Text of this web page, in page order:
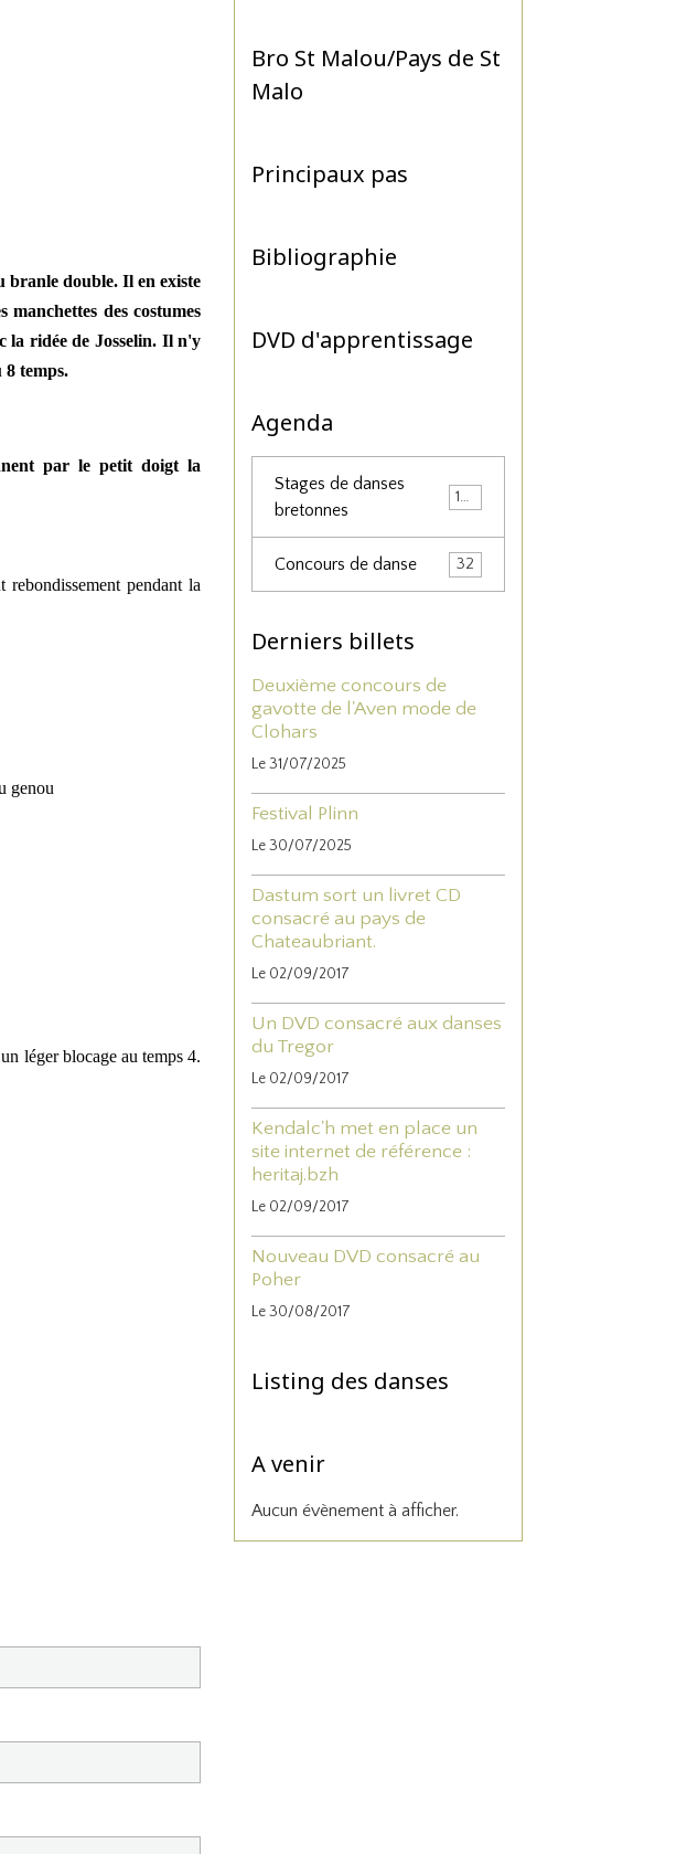
branle double. Il en existe
des costumes
la ridée de Josselin. Il n'y
8 temps.
par le petit doigt la
pendant la
genou
léger blocage au temps 4.
Bro St Malou/Pays de St
Malo
Principaux pas
Bibliographie
DVD d'apprentissage
Agenda
Stages de danses
bretonnes
156
Concours de danse 32
Derniers billets
Deuxième concours de
gavotte de l'Aven mode de
Clohars
Le 31/07/2025
Festival Plinn
Le 30/07/2025
Dastum sort un livret CD
consacré au pays de
Chateaubriant.
Le 02/09/2017
Un DVD consacré aux danses
du Tregor
Le 02/09/2017
Kendalc'h met en place un
site internet de référence :
heritaj.bzh
Le 02/09/2017
Nouveau DVD consacré au
Poher
Le 30/08/2017
Listing des danses
A venir
Aucun évènement à afficher.